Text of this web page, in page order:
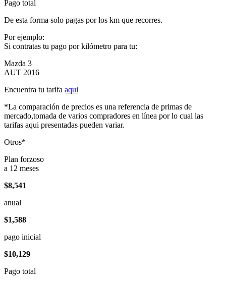
Pago total
De esta forma solo pagas por los km que recorres.
Por ejemplo:
Si contratas tu pago por kilómetro para tu:
Mazda 3
AUT 2016
Encuentra tu tarifa aqui
*La comparación de precios es una referencia de primas de
mercado,tomada de varios compradores en línea por lo cual las
tarifas aqui presentadas pueden variar.
Otros*
Plan forzoso
a 12 meses
$8,541
anual
$1,588
pago inicial
$10,129
Pago total